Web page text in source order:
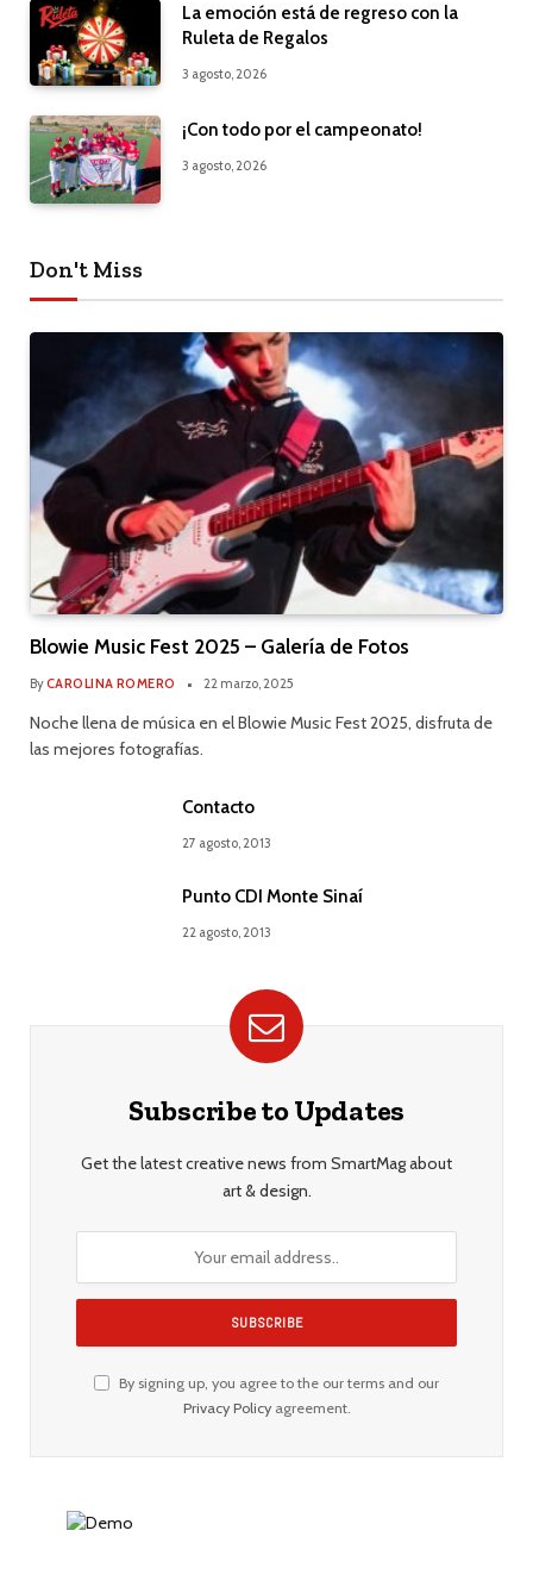
La emoción está de regreso con la
Ruleta de Regalos
3 agosto, 2026
¡Con todo por el campeonato!
3 agosto, 2026
Don't Miss
Blowie Music Fest 2025 – Galería de Fotos
ByCAROLINA ROMERO 22 marzo, 2025
Noche llena de música en el Blowie Music Fest 2025, disfruta de
las mejores fotografías.
Contacto
27 agosto, 2013
Punto CDI Monte Sinaí
22 agosto, 2013
Subscribe to Updates
Get the latest creative news from SmartMag about
art & design.
By signing up, you agree to the our terms and our
Privacy Policyagreement.